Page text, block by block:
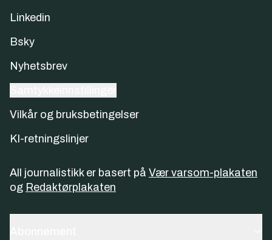
Linkedin
Bsky
Nyhetsbrev
Vilkår og bruksbetingelser
KI-retningslinjer
All journalistikk er basert på Vær varsom-plakaten
og Redaktørplakaten